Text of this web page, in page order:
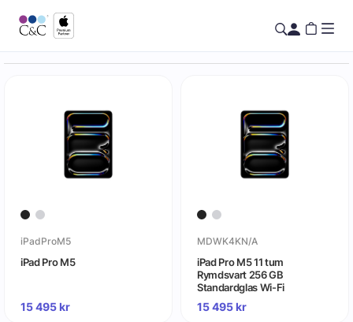
iPadProM5
iPad Pro M5
15 495kr
MDWK4KN/A
iPad Pro M5 11 tum
Rymdsvart 256 GB
Standardglas Wi-Fi
15 495kr